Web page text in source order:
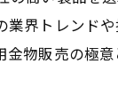
界トレンド
物販売の極意